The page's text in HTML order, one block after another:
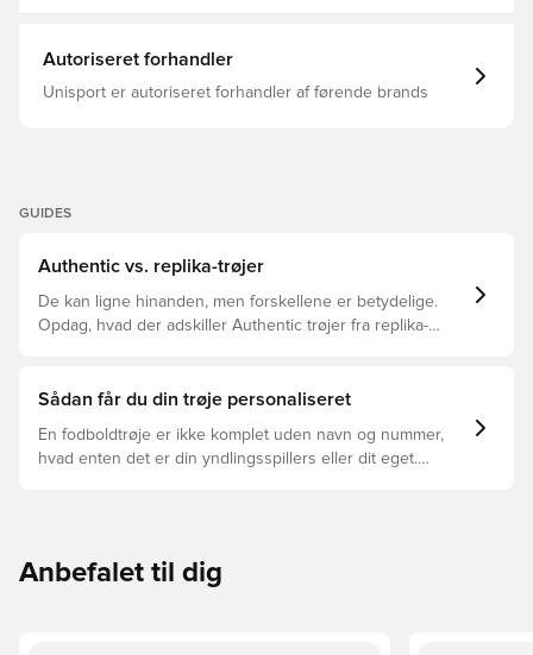
Autoriseret forhandler
Unisport er autoriseret forhandler af førende brands
GUIDES
Authentic vs. replika-trøjer
De kan ligne hinanden, men forskellene er betydelige.
Opdag, hvad der adskiller Authentic trøjer fra replika-
Sådan får du din trøje personaliseret
En fodboldtrøje er ikke komplet uden navn og nummer,
hvad enten det er din yndlingsspillers eller dit eget.
Anbefalet til dig